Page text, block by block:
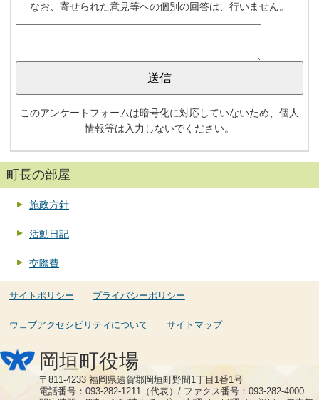
なお、寄せられた意見等への個別の回答は、行いません。
このアンケートフォームは暗号化に対応していないため、個人
情報等は入力しないでください。
町長の部屋
施政方針
活動日記
交際費
サイトポリシー プライバシーポリシー
ウェブアクセシビリティについて サイトマップ
岡垣町役場
〒811-4233 福岡県遠賀郡岡垣町野間1丁目1番1号
電話番号：093-282-1211（代表）/ ファクス番号：093-282-4000